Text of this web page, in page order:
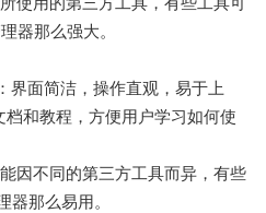
使用的第三方工具，有些工具可
器那么强大。
界面简洁，操作直观，易于上
和教程，方便用户学习如何使
因不同的第三方工具而异，有些
器那么易用。